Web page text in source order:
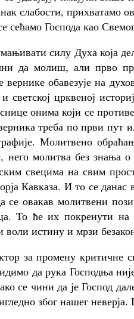
слабости,
сећамо Господа као
силу Духа која
да молиш, али прво
обавезује на
светској црквеној
онима који се
треба по први пут
Молитвено
него молитва без
свецима на свим
Кавказа. И то се
овакав молитвени
То ће их покренути
истину и мрзи
за промену критичне
да рука Господња
се чини да је Господ
због нашег